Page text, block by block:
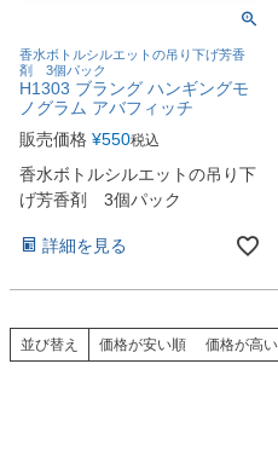
香水ボトルシルエットの吊り下げ芳香
剤 3個パック
H1303 ブラング ハンギングモ
ノグラム アバフィッチ
販売価格 ¥550税込
香水ボトルシルエットの吊り下
げ芳香剤 3個パック
詳細を見る
並び替え 価格が安い順 価格が高